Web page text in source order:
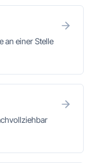
an einer Stelle